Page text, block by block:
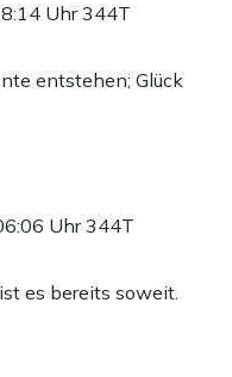
Uhr344T
entstehen; Glück
Uhr344T
es bereits soweit.